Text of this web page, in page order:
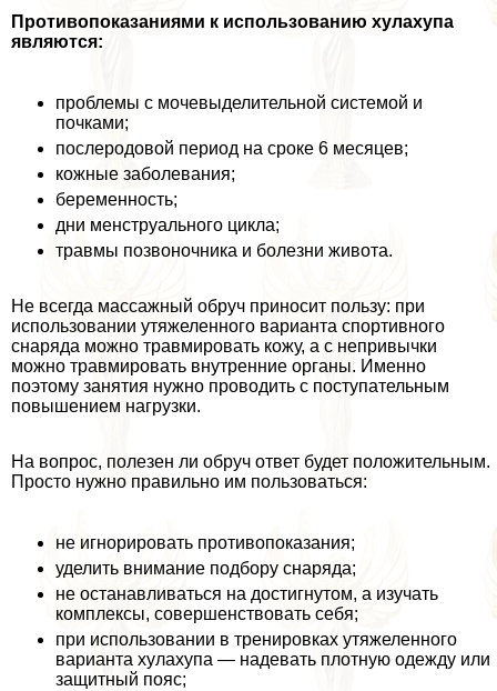
Противопоказаниями к использованию хулахупа
являются:
проблемы с мочевыделительной системой и
почками;
послеродовой период на сроке 6 месяцев;
кожные заболевания;
беременность;
дни мeнcтpуального цикла;
травмы позвоночника и болезни живота.
Не всегда массажный обруч приносит пользу: при
использовании утяжеленного варианта спортивного
снаряда можно травмировать кожу, а с непривычки
можно травмировать внутренние органы. Именно
поэтому занятия нужно проводить с поступательным
повышением нагрузки.
На вопрос, полезен ли обруч ответ будет положительным.
Просто нужно правильно им пользоваться:
не игнорировать противопоказания;
уделить внимание подбору снаряда;
не останавливаться на достигнутом, а изучать
комплексы, совершенствовать себя;
при использовании в тренировках утяжеленного
варианта хулахупа — надевать плотную одежду или
защитный пояс;